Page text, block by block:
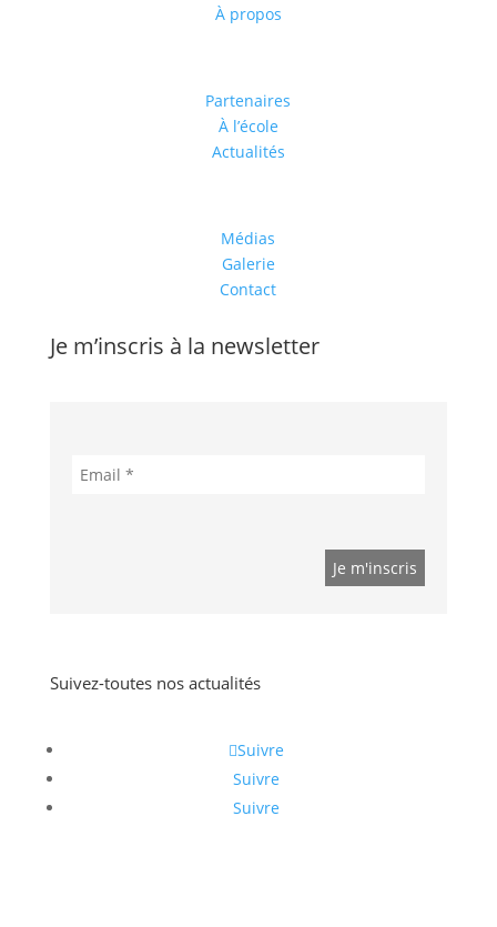
À propos
Partenaires
À l’école
Actualités
Médias
Galerie
Contact
Je m’inscris à la newsletter
Suivez-toutes nos actualités
Suivre
Suivre
Suivre